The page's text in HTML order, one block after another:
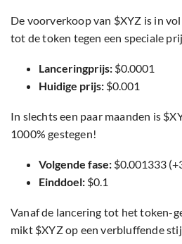
De voorverkoop van $XYZ is in
tot de token tegen een speciale
Lanceringprijs: $0.0001
Huidige prijs: $0.001
In slechts een paar maanden is
1000% gestegen!
Volgende fase: $0.001333
Einddoel: $0.1
Vanaf de lancering tot het token-
mikt $XYZ op een verbluffende